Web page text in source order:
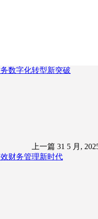
数字化转型新突破
上一篇 31 5 月,
财务管理新时代